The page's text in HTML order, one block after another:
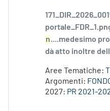
n....medesimo
dà atto inoltre
Aree Tematiche:
Argomenti:
2027: PR 2021-